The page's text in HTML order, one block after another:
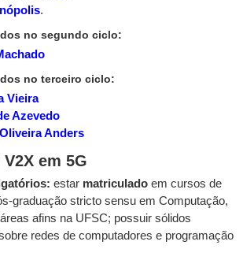
.
no segundo ciclo:
no terceiro ciclo:
Vieira
Azevedo
Anders
em 5G
estar matriculado em cursos de
graduação stricto sensu em Computação,
afins na UFSC; possuir sólidos
redes de computadores e programação